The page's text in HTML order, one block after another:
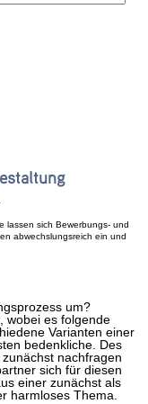
lassen sich Bewerbungs- und
abwechslungsreich ein und
um?
wobei es folgende
Varianten einer
bedenkliche. Des
nachfragen
sich für diesen
einer zunächst als
harmloses Thema.